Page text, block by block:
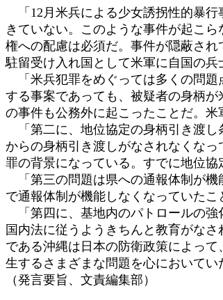
「12月米兵による少女誘拐性的暴行
きていない。このような事件が起こ
権への配慮は必須だ。事件が隠蔽さ
駐留受け入れ国として米軍に自国の兵
「米兵犯罪をめぐっては多くの問題
する事案であっても、被疑者の身柄
の事件も公務外に起こったことだ。
「第二に、地位協定の身柄引き渡し
からの身柄引き渡しがなされなくな
罪の背景になっている。すでに地位協
「第三の問題は県への通報体制が機
で通報体制が機能しなくなっていたこ
「第四に、基地内のパトロールの強
国内法に従うようきちんと教育がな
である沖縄は日本の防衛政策によっ
生するさまざまな問題を心においてい
（発言要旨、文責編集部）